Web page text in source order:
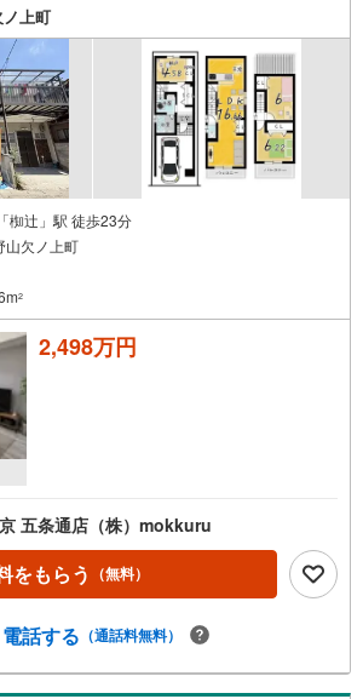
上町
椥辻」駅 徒歩23分
山欠ノ上町
2
2,498万円
五条通店（株）mokkuru
をもらう （無料）
電話する （通話料無料）